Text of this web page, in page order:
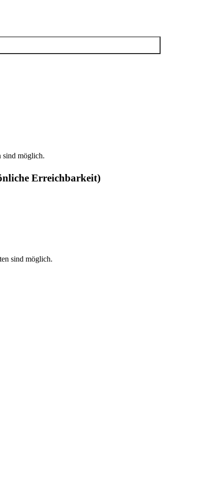
sind möglich.
Erreichbarkeit)
sind möglich.